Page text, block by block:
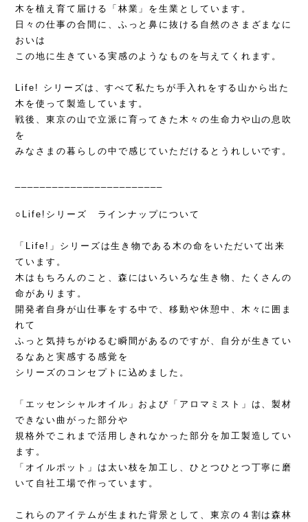
木を植え育て届ける「林業」を生業としています。
日々の仕事の合間に、ふっと鼻に抜ける自然のさまざまなに
おいは
この地に生きている実感のようなものを与えてくれます。
Life! シリーズは、すべて私たちが手入れをする山から出た
木を使って製造しています。
戦後、東京の山で立派に育ってきた木々の生命力や山の息吹
を
みなさまの暮らしの中で感じていただけるとうれしいです。
○Life!シリーズ ラインナップについて
「Life!」シリーズは生き物である木の命をいただいて出来
ています。
木はもちろんのこと、森にはいろいろな生き物、たくさんの
命があります。
開発者自身が山仕事をする中で、移動や休憩中、木々に囲ま
れて
ふっと気持ちがゆるむ瞬間があるのですが、自分が生きてい
るなあと実感する感覚を
シリーズのコンセプトに込めました。
「エッセンシャルオイル」および「アロマミスト」は、製材
できない曲がった部分や
規格外でこれまで活用しきれなかった部分を加工製造してい
ます。
「オイルポット」は太い枝を加工し、ひとつひとつ丁寧に磨
いて自社工場で作っています。
これらのアイテムが生まれた背景として、東京の４割は森林